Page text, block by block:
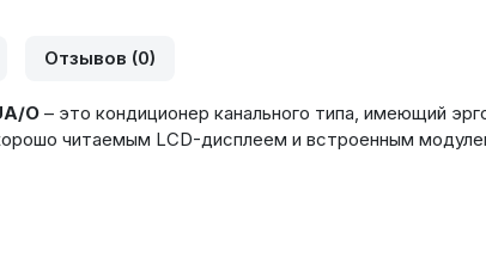
Отзывов (0)
/O – это кондиционер канального типа, имеющий
читаемым LCD-дисплеем и встроенным